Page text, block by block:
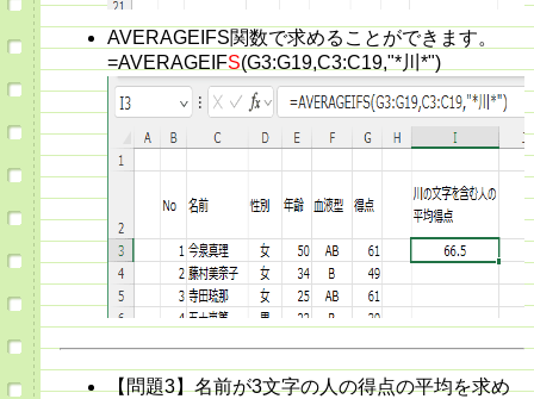
AVERAGEIFS関数で求めることができます。
=AVERAGEIFS(G3:G19,C3:C19,"*川*")
【問題3】名前が3文字の人の得点の平均を求め